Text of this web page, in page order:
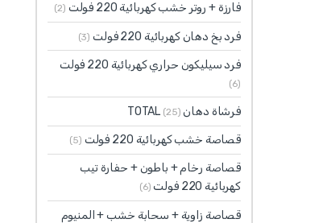
فارزة + روتر خشب كهربائية 220 فولت (2)
فرد بخ دهان كهربائية 220 فولت (3)
فرد سيليكون حراري كهربائية 220 فولت
(6)
فرشاة دهان TOTAL (25)
قصاصة خشب كهربائية 220 فولت (5)
قصاصة رخام + باطون + حفارة تيب
كهربائية 220 فولت
(6)
قصاصة زاوية + سحابة خشب + المنيوم